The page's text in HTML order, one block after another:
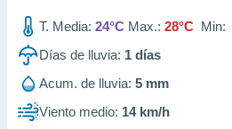
T. Media: 24°C Max.: 28°C Min:
Días de lluvia: 1 días
Acum. de lluvia: 5 mm
Viento medio: 14 km/h